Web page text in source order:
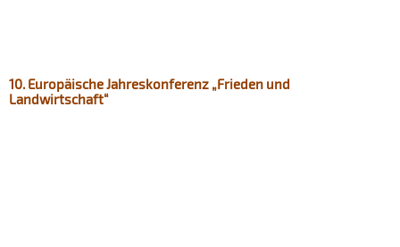
10. Europäische Jahreskonferenz „Frieden und
Landwirtschaft“